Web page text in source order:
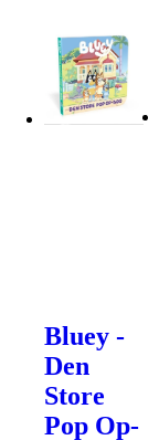
Bluey -
Den
Store
Pop Op-